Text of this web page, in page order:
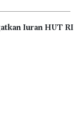
Iuran HUT RI